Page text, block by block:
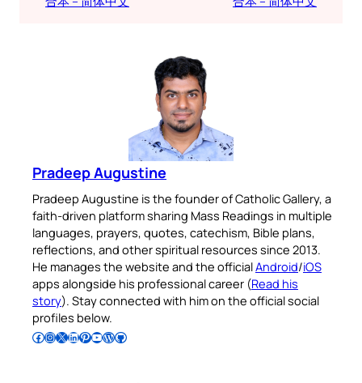
Pradeep Augustine
Pradeep Augustine is the founder of Catholic Gallery, a
faith-driven platform sharing Mass Readings in multiple
languages, prayers, quotes, catechism, Bible plans,
reflections, and other spiritual resources since 2013.
He manages the website and the officialAndroid/iOS
apps alongside his professional career (Read his
story). Stay connected with him on the official social
profiles below.
Follow Pradeep on Facebook Follow Pradeep on InstagramFollow Pradeep on X Follow Pradeep on LinkedIn Follow Pradeep on Pinterest Subscribe to Pradeep’s Youtube Channel Follow Pradeep on WordPress Follow Pradeep on GitHub